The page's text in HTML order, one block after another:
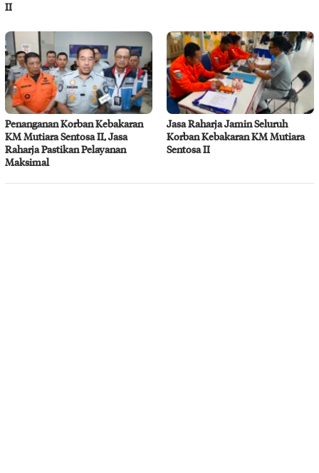
II
Penanganan Korban Kebakaran
KM Mutiara Sentosa II, Jasa
Raharja Pastikan Pelayanan
Maksimal
Jasa Raharja Jamin Seluruh
Korban Kebakaran KM Mutiara
Sentosa II